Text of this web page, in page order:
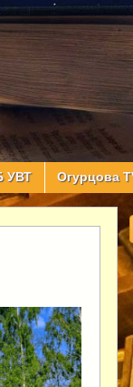
УВТ Огурцова